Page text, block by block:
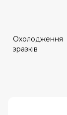
Охолодження
зразків